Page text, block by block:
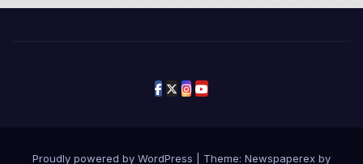
Proudly powered by WordPress Theme: Newspaperex by